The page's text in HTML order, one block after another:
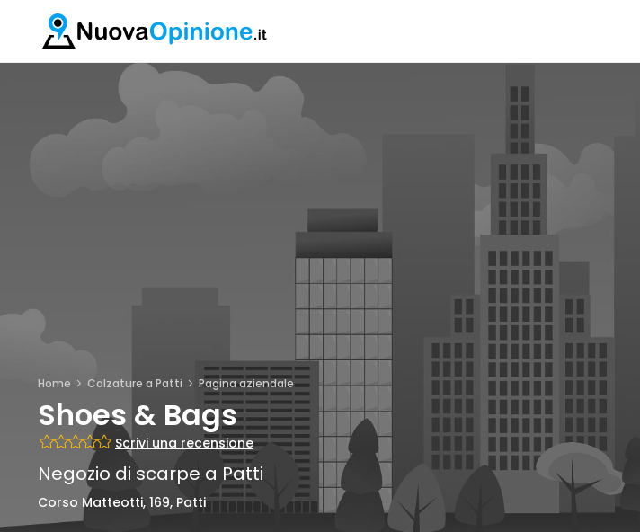
Home Calzature a Patti Pagina aziendale
Shoes & Bags
Scrivi una recensione
Negozio di scarpe a Patti
Corso Matteotti, 169, Patti